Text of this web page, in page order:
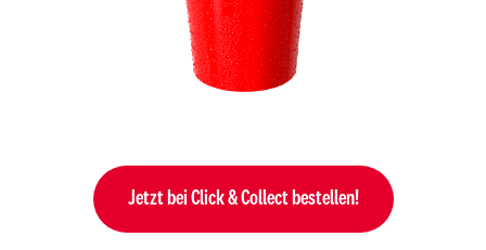
Jetzt bei Click & Collect bestellen!